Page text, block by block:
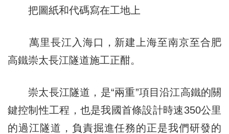
把圖紙和代碼寫在工地上
萬里長江入海口，新建上海至南京至合肥
高鐵崇太長江隧道施工正酣。
崇太長江隧道，是“兩重”項目沿江高鐵的關
鍵控制性工程，也是我國首條設計時速350公里
的過江隧道，負責掘進任務的正是我們研發的